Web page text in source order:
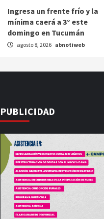
Ingresa un frente frío y la
mínima caerá a 3° este
domingo en Tucumán
agosto 8, 2026 abnotiweb
PUBLICIDAD